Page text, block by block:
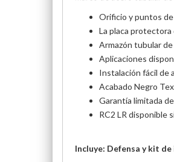
Orificio y puntos
La placa protectora
Armazón tubular
Aplicaciones
Instalación fácil de
Acabado Negro
Garantía limitada
RC2 LR disponible
Incluye: Defensa y kit